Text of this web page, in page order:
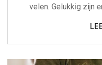
velen. Gelukkig zijn